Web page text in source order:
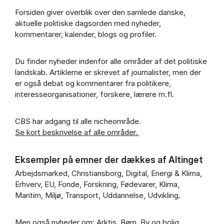
Forsiden giver overblik over den samlede danske,
aktuelle politiske dagsorden med nyheder,
kommentarer, kalender, blogs og profiler.
Du finder nyheder indenfor alle områder af det politiske
landskab. Artiklerne er skrevet af journalister, men der
er også debat og kommentarer fra politikere,
interesseorganisationer, forskere, lærere m.fl.
CBS har adgang til alle nicheområde.
Se kort beskrivelse af alle områder.
Eksempler på emner der dækkes af Altinget
Arbejdsmarked, Christiansborg, Digital, Energi & Klima,
Erhverv, EU, Fonde, Forskning, Fødevarer, Klima,
Maritim, Miljø, Transport, Uddannelse, Udvikling.